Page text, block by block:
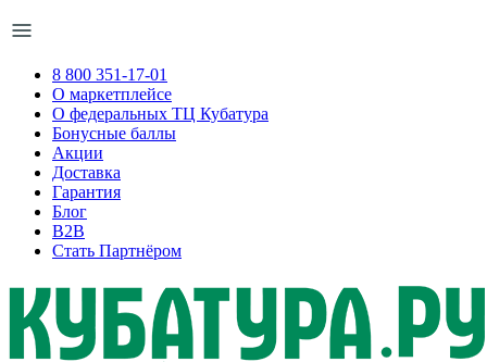
8 800 351-17-01
О маркетплейсе
О федеральных ТЦ Кубатура
Бонусные баллы
Акции
Доставка
Гарантия
Блог
B2B
Стать Партнёром